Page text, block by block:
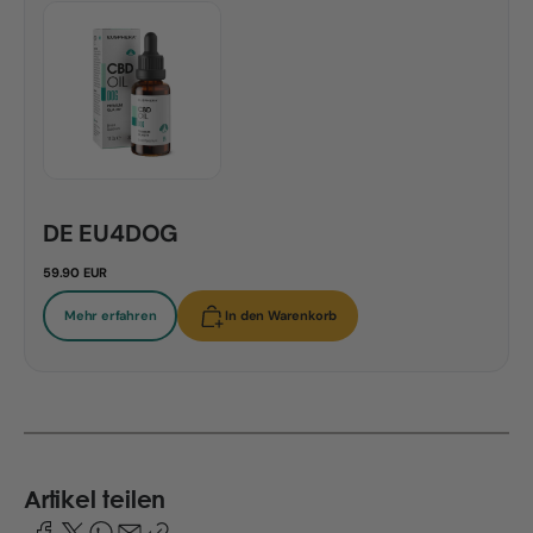
DE EU4DOG
59.90 EUR
Mehr erfahren In den Warenkorb
Artikel teilen